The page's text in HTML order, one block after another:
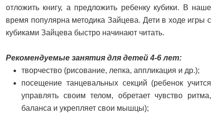
отложить книгу, а предложить ребенку кубики. В наше
время популярна методика Зайцева. Дети в ходе игры с
кубиками Зайцева быстро начинают читать.
Рекомендуемые занятия для детей 4-6 лет:
творчество (рисование, лепка, аппликация и др.);
посещение танцевальных секций (ребенок учится
управлять своим телом, обретает чувство ритма,
баланса и укрепляет свои мышцы);